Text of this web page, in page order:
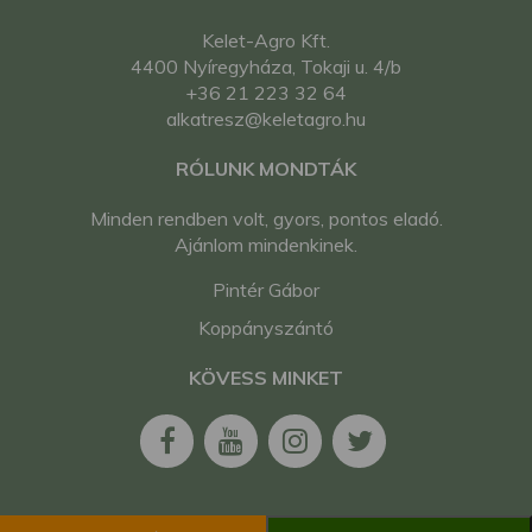
Kelet-Agro Kft.
4400 Nyíregyháza, Tokaji u. 4/b
+36 21 223 32 64
alkatresz@keletagro.hu
RÓLUNK MONDTÁK
Minden rendben volt, gyors, pontos eladó.
Ajánlom mindenkinek.
Pintér Gábor
Koppányszántó
KÖVESS MINKET